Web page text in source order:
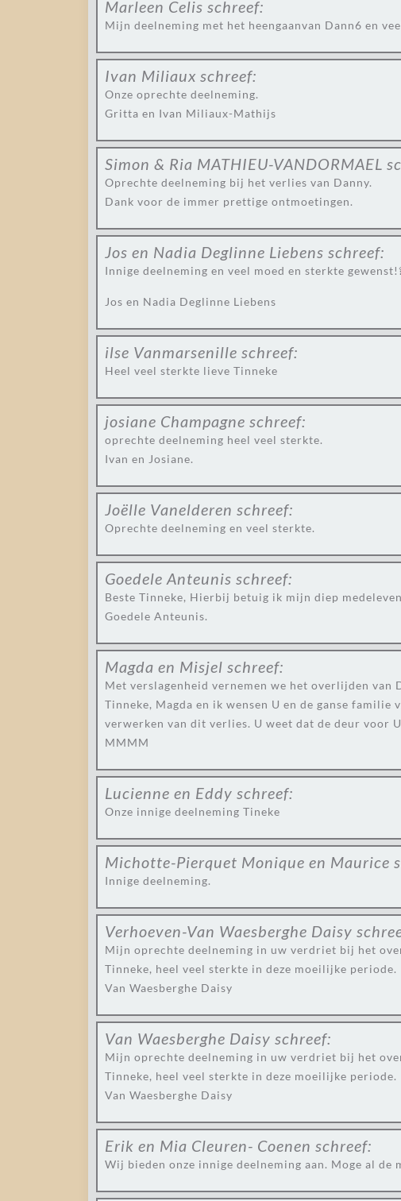
Marleen Celis schreef:
Mijn deelneming met het heengaanvan Dann6 en
Ivan Miliaux schreef:
Onze oprechte deelneming.
Gritta en Ivan Miliaux-Mathijs
Simon & Ria MATHIEU-VANDORMAEL
Oprechte deelneming bij het verlies van Danny.
Dank voor de immer prettige ontmoetingen.
Jos en Nadia Deglinne Liebens schreef:
Innige deelneming en veel moed en sterkte
Jos en Nadia Deglinne Liebens
ilse Vanmarsenille schreef:
Heel veel sterkte lieve Tinneke
josiane Champagne schreef:
oprechte deelneming heel veel sterkte.
Ivan en Josiane.
Joëlle Vanelderen schreef:
Oprechte deelneming en veel sterkte.
Goedele Anteunis schreef:
Beste Tinneke, Hierbij betuig ik mijn diep
Goedele Anteunis.
Magda en Misjel schreef:
Met verslagenheid vernemen we het overlijden van
Tinneke, Magda en ik wensen U en de ganse
verwerken van dit verlies. U weet dat de deur voor
MMMM
Lucienne en Eddy schreef:
Onze innige deelneming Tineke
Michotte-Pierquet Monique en Maurice
Innige deelneming.
Verhoeven-Van Waesberghe Daisy
Mijn oprechte deelneming in uw verdriet bij het
Tinneke, heel veel sterkte in deze moeilijke periode.
Van Waesberghe Daisy
Van Waesberghe Daisy schreef:
Mijn oprechte deelneming in uw verdriet bij het
Tinneke, heel veel sterkte in deze moeilijke periode.
Van Waesberghe Daisy
Erik en Mia Cleuren- Coenen schreef:
Wij bieden onze innige deelneming aan. Moge al